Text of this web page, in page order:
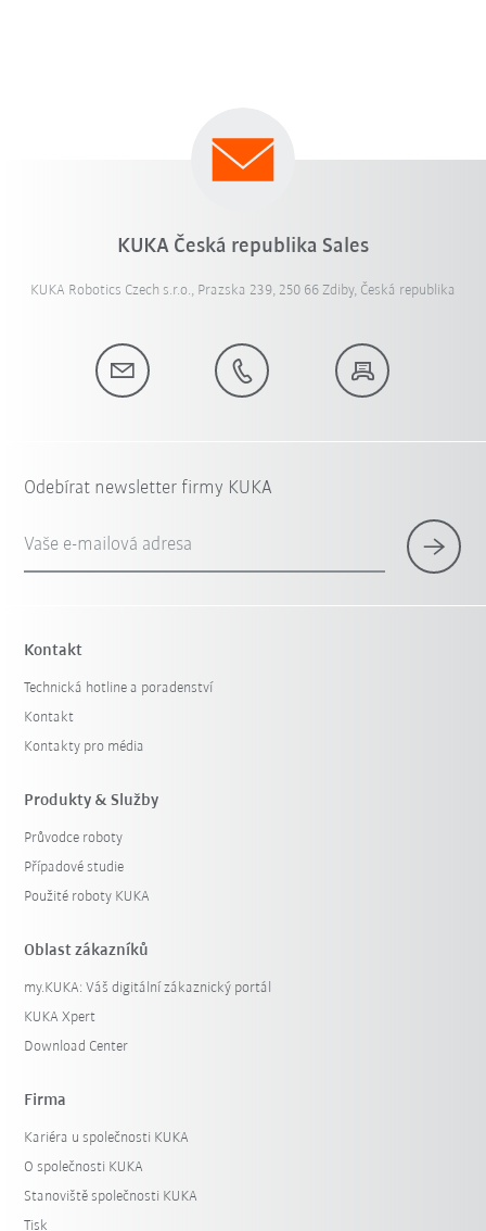
KUKA Česká republika Sales
KUKA Robotics Czech s.r.o., Prazska 239, 250 66 Zdiby, Česká republika
Odebírat newsletter firmy KUKA
Vaše e-mailová adresa
Kontakt
Technická hotline a poradenství
Kontakt
Kontakty pro média
Produkty & Služby
Průvodce roboty
Případové studie
Použité roboty KUKA
Oblast zákazníků
my.KUKA: Váš digitální zákaznický portál
KUKA Xpert
Download Center
Firma
Kariéra u společnosti KUKA
O společnosti KUKA
Stanoviště společnosti KUKA
Tisk